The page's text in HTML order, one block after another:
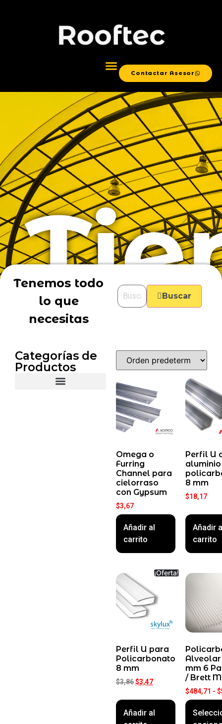
Contactar Asesor
Tenemos todo
lo que
necesitas
Buscar
Categorías de
Productos
Omega o
Furring
Channel para
cielorraso
con Gypsum
$3,67
Añadir al
carrito
Perfil U
8 mm
$18,17
Añadir
carrito
¡Oferta!
Perfil U para
Policarbonato
8 mm
$3,86$3,47
Añadir al
Alveolar
mm 6
/ Brett
$484,71 - $